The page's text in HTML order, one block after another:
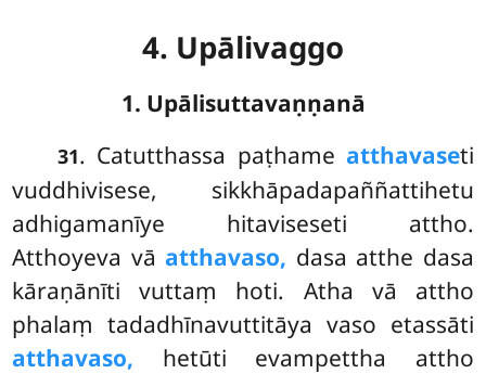
4. Upālivaggo
1. Upālisuttavaṇṇanā
31. Catutthassa paṭhame atthavaseti
vuddhivisese, sikkhāpadapaññattihetu
adhigamanīye hitaviseseti attho.
Atthoyeva vā atthavaso, dasa atthe dasa
kāraṇānīti vuttaṃ hoti. Atha vā attho
phalaṃ tadadhīnavuttitāya vaso etassāti
atthavaso, hetūti evampettha attho